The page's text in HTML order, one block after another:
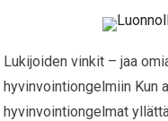
Lukijoiden vinkit – jaa
hyvinvointiongelmiin Kun
hyvinvointiongelmat